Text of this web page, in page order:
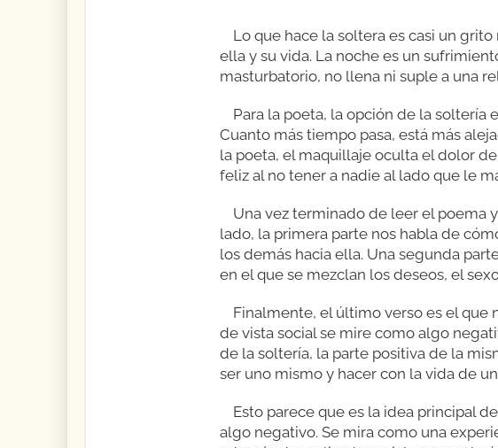
Lo que hace la soltera es casi un
ella y su vida. La noche es un
masturbatorio, no llena ni suple a una
Para la poeta, la opción de la soltería
Cuanto más tiempo pasa, está más
la poeta, el maquillaje oculta el dolor
feliz al no tener a nadie al lado que le
Una vez terminado de leer el poema
lado, la primera parte nos habla de
los demás hacia ella. Una segunda
en el que se mezclan los deseos, el
Finalmente, el último verso es el que
de vista social se mire como algo
de la soltería, la parte positiva de la
ser uno mismo y hacer con la vida de
Esto parece que es la idea principal
algo negativo. Se mira como una